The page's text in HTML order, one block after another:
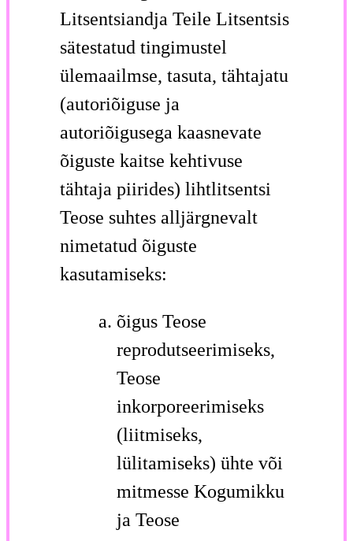
Litsentsiandja Teile Litsentsis
sätestatud tingimustel
ülemaailmse, tasuta, tähtajatu
(autoriõiguse ja
autoriõigusega kaasnevate
õiguste kaitse kehtivuse
tähtaja piirides) lihtlitsentsi
Teose suhtes alljärgnevalt
nimetatud õiguste
kasutamiseks:
õigus Teose
reprodutseerimiseks,
Teose
inkorporeerimiseks
(liitmiseks,
lülitamiseks) ühte või
mitmesse Kogumikku
ja Teose